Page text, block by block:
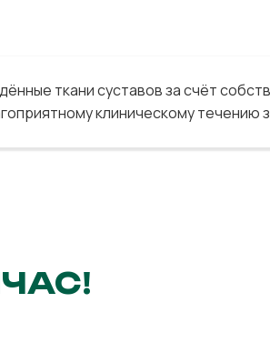
ткани суставов за счёт
клиническому течению